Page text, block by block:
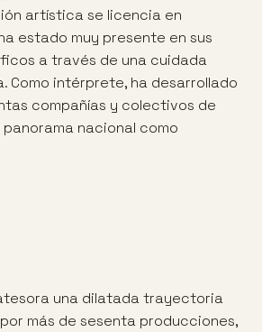
artística se licencia en
estado muy presente en sus
a través de una cuidada
Como intérprete, ha desarrollado
compañías y colectivos de
nacional como
una dilatada trayectoria
más de sesenta producciones,